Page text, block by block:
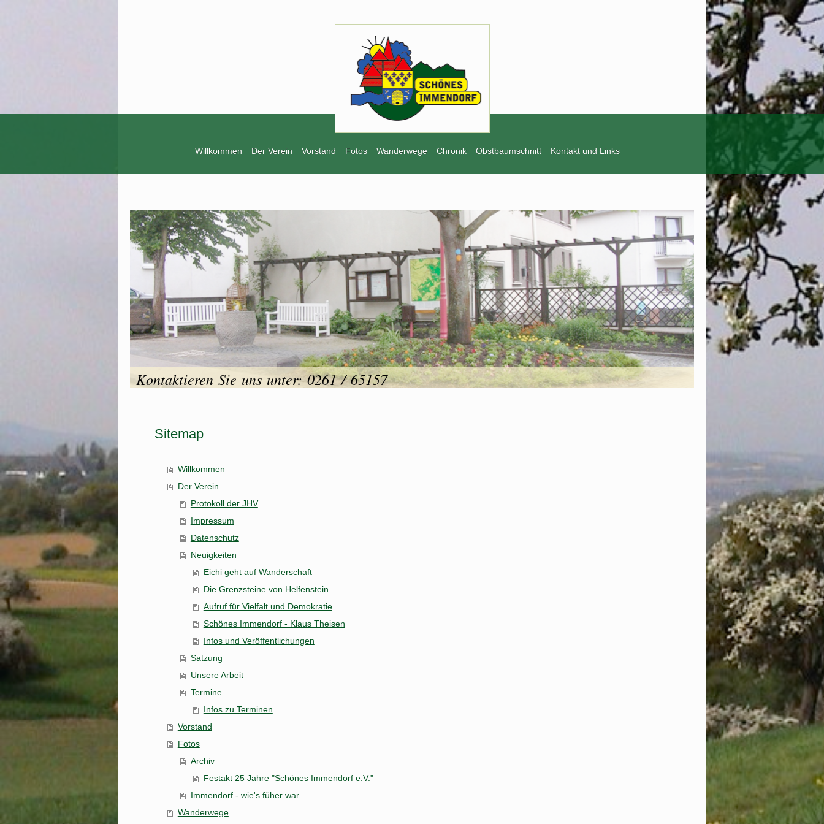
Willkommen Der Verein Vorstand Fotos Wanderwege Chronik Obstbaumschnitt Kontakt und Links
Kontaktieren Sie uns unter: 0261 / 65157
Sitemap
Willkommen
Der Verein
Protokoll der JHV
Impressum
Datenschutz
Neuigkeiten
Eichi geht auf Wanderschaft
Die Grenzsteine von Helfenstein
Aufruf für Vielfalt und Demokratie
Schönes Immendorf - Klaus Theisen
Infos und Veröffentlichungen
Satzung
Unsere Arbeit
Termine
Infos zu Terminen
Vorstand
Fotos
Archiv
Festakt 25 Jahre "Schönes Immendorf e.V."
Immendorf - wie's füher war
Wanderwege